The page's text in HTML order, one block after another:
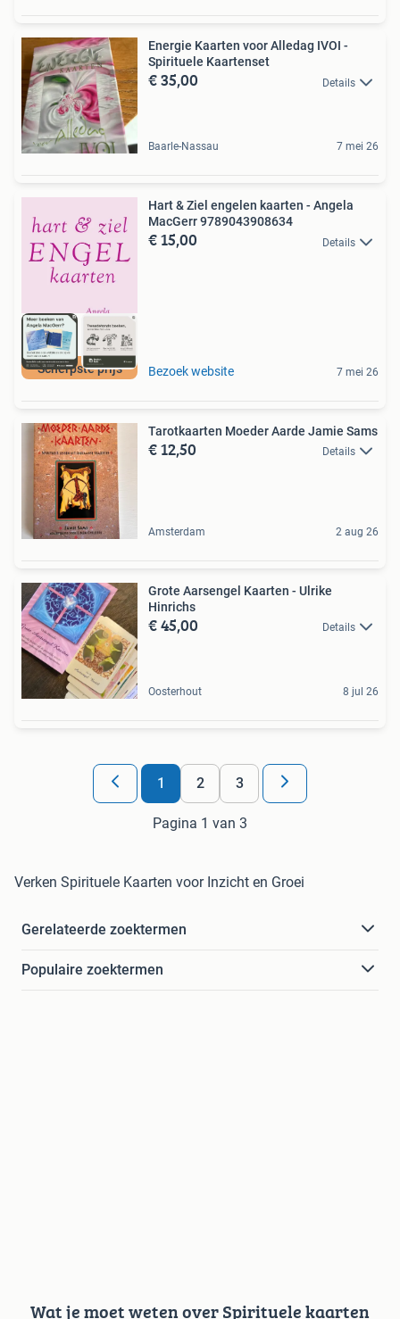
Energie Kaarten voor Alledag IVOI -
Spirituele Kaartenset
€ 35,00 Details
Baarle-Nassau 7 mei 26
Scherpste prijs
Hart & Ziel engelen kaarten - Angela
MacGerr 9789043908634
€ 15,00 Details
Bezoek website 7 mei 26
Tarotkaarten Moeder Aarde Jamie Sams
€ 12,50 Details
Amsterdam 2 aug 26
Grote Aarsengel Kaarten - Ulrike
Hinrichs
€ 45,00 Details
Oosterhout 8 jul 26
1 2 3
Pagina 1 van 3
Verken Spirituele Kaarten voor Inzicht en Groei
Gerelateerde zoektermen
Populaire zoektermen
Wat je moet weten over Spirituele kaarten